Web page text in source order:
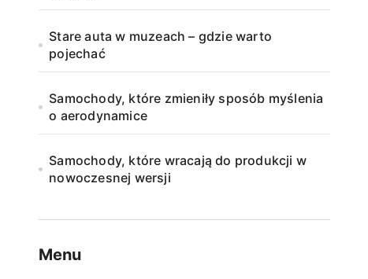
Stare auta w muzeach – gdzie warto
pojechać
Samochody, które zmieniły sposób myślenia
o aerodynamice
Samochody, które wracają do produkcji w
nowoczesnej wersji
Menu